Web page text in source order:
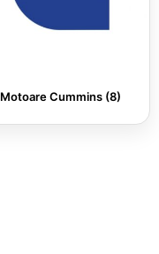
Motoare Cummins (8)